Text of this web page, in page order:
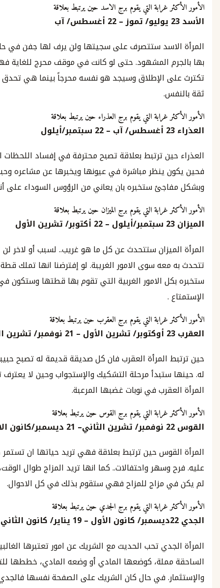
غرابة التي يقوم برج الاسد حين يرتبط بعلاقة
يوليو/تموز – 22 أغسطس/آب
ستتصرف على سجيتها ولن يرف لها جفن في حال أمسك
المشهود. حتى لو كانت في موقف محرج للغاية فهي لا
الإطلاق وسيجد هو نفسه محرجاً بينما هي تحدق به بكل
غرابة التي يقوم برج العذراء حين يرتبط بعلاقة
أغسطس/آب–
22سبتمبر /أيلول
ترتبط بعلاقة تصبح محترفة في إفساد اللحظات الرومانسية.
ينظر مباشرة في عيونها ويخبرها عن مشاعره وحبه فهي
ستخبره بان يعاني من الرؤوس السوداء على أنفه مثلاً.
غرابة التي يقوم برج الميزان حين يرتبط بعلاقة
سبتمبر/أيلول–
22أكتوبر/ تشرين الأول
ستتحدث عن كل ما هو غريب.. لسبب أو لاخر لن تجد ما
سوى الامور الغريبة. لو إفترضنا انها تملك قطة فهي
الامور الغربية التي تقوم بها قطتها وستكون في قمة
غرابة التي يقوم برج العقرب حين يرتبط بعلاقة
أوكتوبر/تشرين الأول–
21نوفمبر /تشرين الثاني
المرأة العقرب فان كل صديقة قديمة له تصبح حبيبة سابقة
ستبدأ مرحلة التشكيك والإستجواب وحين لا يعترف تدخل
في نوبات غضبها المرعبة.
غرابة التي يقوم برج القوس حين يرتبط بعلاقة
نوفمبر/تشرين الثاني–
21ديسمبر/ ‪كانونالاول
حين ترتبط بعلاقة فهي تريد حياتها ان تستمر كما كانت
وسهر واحتفالات.. كما انها تريد المزاج طوال الوقت، حتى ولو
مزاج للمزاح فهي ستقوم بذلك في كل الاحوال.
غرابة التي يقوم برج الجدي حين يرتبط بعلاقة
ديسمبر/كانون الأول–
19يناير/كانون الثاني
تحب الحديث مع الشريك عن امور تعتبرها الغالبية
كوضعها المادي أو وضعه المادي، خططها للتقاعد
في حال كان الشريك على الصفحة نفسها فالجدي لا تكون